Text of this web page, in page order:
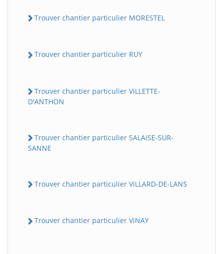
Trouver chantier particulier MORESTEL
Trouver chantier particulier RUY
Trouver chantier particulier ViLLETTE-
D'ANTHON
Trouver chantier particulier SALAiSE-SUR-
SANNE
Trouver chantier particulier ViLLARD-DE-LANS
Trouver chantier particulier ViNAY